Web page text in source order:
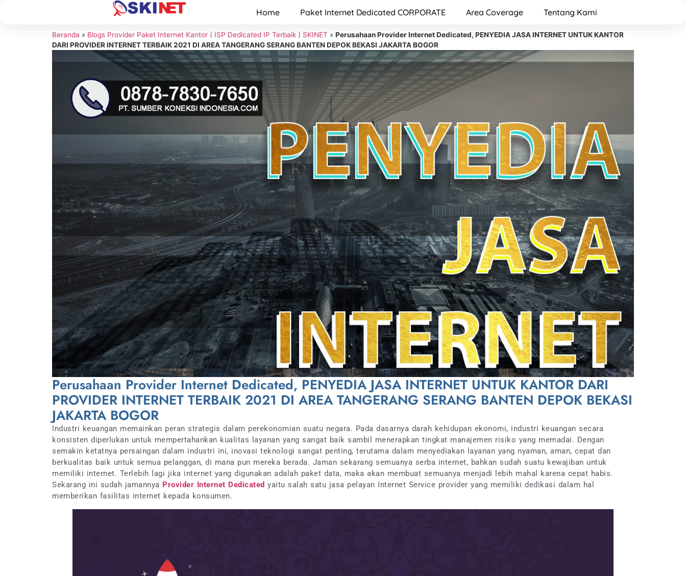
Home Paket Internet Dedicated CORPORATE Area Coverage Tentang Kami
Beranda » Blogs Provider Paket Internet Kantor ( ISP Dedicated IP Terbaik ) SKINET » Perusahaan Provider Internet Dedicated, PENYEDIA JASA INTERNET UNTUK KANTOR
DARI PROVIDER INTERNET TERBAIK 2021 DI AREA TANGERANG SERANG BANTEN DEPOK BEKASI JAKARTA BOGOR
Perusahaan Provider Internet Dedicated, PENYEDIA JASA INTERNET UNTUK KANTOR DARI
PROVIDER INTERNET TERBAIK 2021 DI AREA TANGERANG SERANG BANTEN DEPOK BEKASI
JAKARTA BOGOR
Industri keuangan memainkan peran strategis dalam perekonomian suatu negara. Pada dasarnya darah kehidupan ekonomi, industri keuangan secara
konsisten diperlukan untuk mempertahankan kualitas layanan yang sangat baik sambil menerapkan tingkat manajemen risiko yang memadai. Dengan
semakin ketatnya persaingan dalam industri ini, inovasi teknologi sangat penting, terutama dalam menyediakan layanan yang nyaman, aman, cepat dan
berkualitas baik untuk semua pelanggan, di mana pun mereka berada. Jaman sekarang semuanya serba internet, bahkan sudah suatu kewajiban untuk
memiliki internet. Terlebih lagi jika internet yang digunakan adalah paket data, maka akan membuat semuanya menjadi lebih mahal karena cepat habis.
Sekarang ini sudah jamannya Provider Internet Dedicated yaitu salah satu jasa pelayan Internet Service provider yang memiliki dedikasi dalam hal
memberikan fasilitas internet kepada konsumen.